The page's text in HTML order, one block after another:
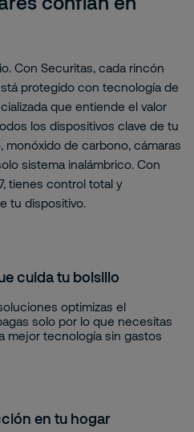
Con Securitas, cada rincón
protegido con tecnología de
que entiende el valor
los dispositivos clave de tu
monóxido de carbono, cámaras
sistema inalámbrico. Con
tienes control total y
tu dispositivo.
cuida tu bolsillo
optimizas el
solo por lo que necesitas
mejor tecnología sin gastos
en tu hogar